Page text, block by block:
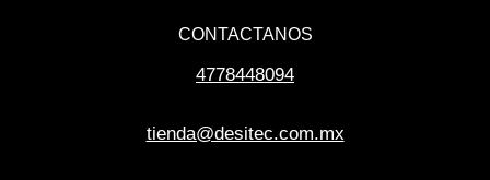
CONTACTANOS
4778448094
tienda@desitec.com.mx